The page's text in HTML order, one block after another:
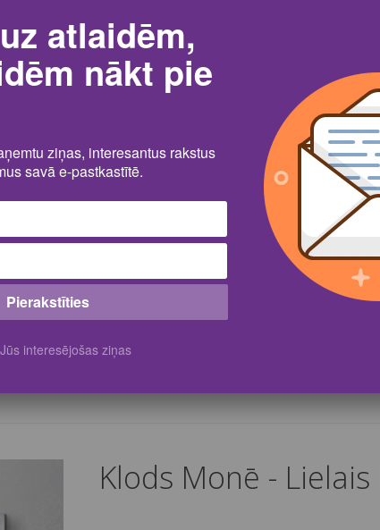
Klods Monē -
atlaidēm,
nākt pie
ziņas, interesantus rakstus
savā e-pastkastītē.
Pierakstīties
interesējošas ziņas